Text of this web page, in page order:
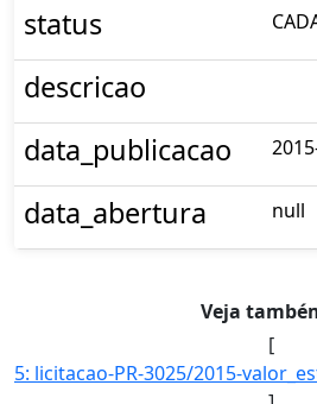
status
descricao
data_publicacao
data_abertura null
Veja
[